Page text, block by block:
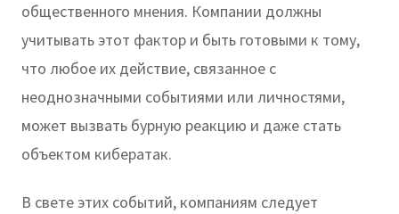
общественного мнения. Компании должны
учитывать этот фактор и быть готовыми к тому,
что любое их действие, связанное с
неоднозначными событиями или личностями,
может вызвать бурную реакцию и даже стать
объектом кибератак.
В свете этих событий, компаниям следует